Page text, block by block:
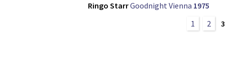
Ringo StarrGoodnight Vienna 1975
1
2 3